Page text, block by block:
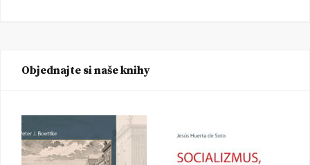
Objednajte si naše knihy